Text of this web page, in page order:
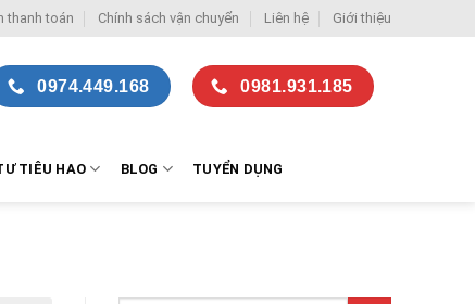
thanh toán Chính sách vận chuyển Liên hệ Giới thiệu
0974.449.168 0981.931.185
TIÊU HAO BLOG TUYỂN DỤNG